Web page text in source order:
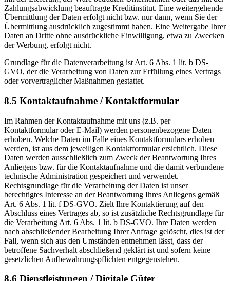
Zahlungsabwicklung beauftragte Kreditinstitut. Eine weitergehende
Übermittlung der Daten erfolgt nicht bzw. nur dann, wenn Sie der
Übermittlung ausdrücklich zugestimmt haben. Eine Weitergabe Ihrer
Daten an Dritte ohne ausdrückliche Einwilligung, etwa zu Zwecken
der Werbung, erfolgt nicht.
Grundlage für die Datenverarbeitung ist Art. 6 Abs. 1 lit. b DS-
GVO, der die Verarbeitung von Daten zur Erfüllung eines Vertrags
oder vorvertraglicher Maßnahmen gestattet.
8.5 Kontaktaufnahme / Kontaktformular
Im Rahmen der Kontaktaufnahme mit uns (z.B. per
Kontaktformular oder E-Mail) werden personenbezogene Daten
erhoben. Welche Daten im Falle eines Kontaktformulars erhoben
werden, ist aus dem jeweiligen Kontaktformular ersichtlich. Diese
Daten werden ausschließlich zum Zweck der Beantwortung Ihres
Anliegens bzw. für die Kontaktaufnahme und die damit verbundene
technische Administration gespeichert und verwendet.
Rechtsgrundlage für die Verarbeitung der Daten ist unser
berechtigtes Interesse an der Beantwortung Ihres Anliegens gemäß
Art. 6 Abs. 1 lit. f DS-GVO. Zielt Ihre Kontaktierung auf den
Abschluss eines Vertrages ab, so ist zusätzliche Rechtsgrundlage für
die Verarbeitung Art. 6 Abs. 1 lit. b DS-GVO. Ihre Daten werden
nach abschließender Bearbeitung Ihrer Anfrage gelöscht, dies ist der
Fall, wenn sich aus den Umständen entnehmen lässt, dass der
betroffene Sachverhalt abschließend geklärt ist und sofern keine
gesetzlichen Aufbewahrungspflichten entgegenstehen.
8.6 Dienstleistungen / Digitale Güter